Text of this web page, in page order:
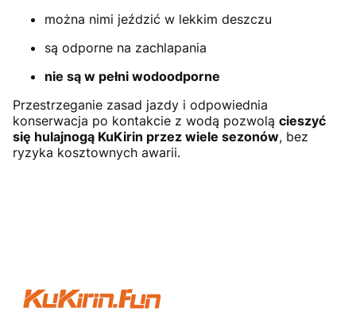
można nimi jeździć w lekkim deszczu
są odporne na zachlapania
nie są w pełni wodoodporne
Przestrzeganie zasad jazdy i odpowiednia
konserwacja po kontakcie z wodą pozwolą cieszyć
się hulajnogą KuKirin przez wiele sezonów, bez
ryzyka kosztownych awarii.